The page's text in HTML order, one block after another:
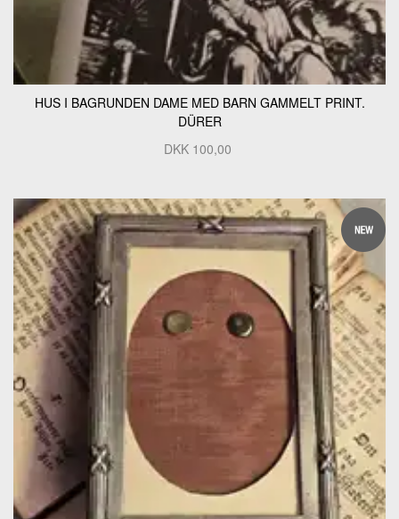
HUS I BAGRUNDEN DAME MED BARN GAMMELT PRINT.
DÜRER
DKK 100,00